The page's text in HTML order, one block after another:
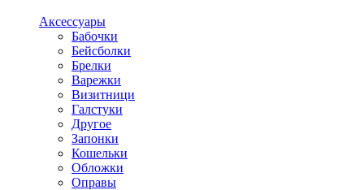
Аксессуары
Бабочки
Бейсболки
Брелки
Варежки
Визитници
Галстуки
Другое
Запонки
Кошельки
Обложки
Оправы